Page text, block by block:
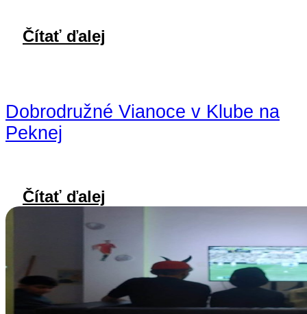
Čítať ďalej
Dobrodružné Vianoce v Klube na
Peknej
Čítať ďalej